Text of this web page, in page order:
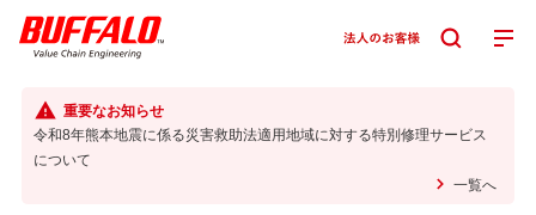
重要なお知らせ
令和8年熊本地震に係る災害救助法適用地域に対する特別修理サービス
について
一覧へ